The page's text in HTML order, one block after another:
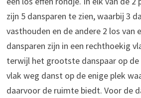
zijn 5 dansparen te zien, waarbij 3
vasthouden en de andere 2 los van
dansparen zijn in een rechthoekig
terwijl het grootste danspaar op
vlak weg danst op de enige plek
daarvoor de ruimte biedt. Voor de